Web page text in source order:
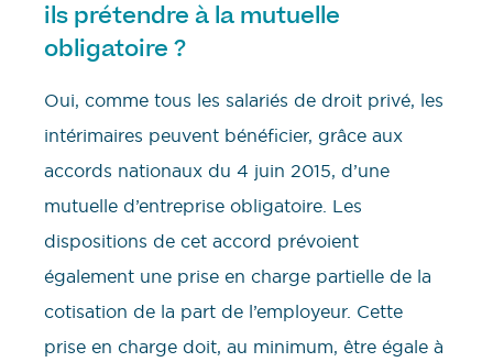
ils prétendre à la mutuelle
obligatoire ?
Oui, comme tous les salariés de droit privé, les
intérimaires peuvent bénéficier, grâce aux
accords nationaux du 4 juin 2015, d’une
mutuelle d’entreprise obligatoire. Les
dispositions de cet accord prévoient
également une prise en charge partielle de la
cotisation de la part de l’employeur. Cette
prise en charge doit, au minimum, être égale à